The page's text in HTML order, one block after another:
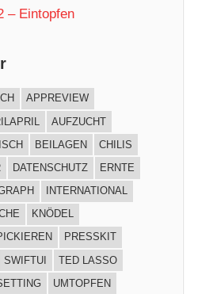
– Eintopfen
APPREVIEW
AUFZUCHT
BEILAGEN
CHILIS
DATENSCHUTZ
ERNTE
INTERNATIONAL
KNÖDEL
PRESSKIT
SWIFTUI
TED LASSO
UMTOPFEN